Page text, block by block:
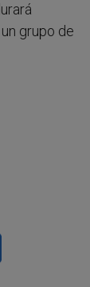
grupo de